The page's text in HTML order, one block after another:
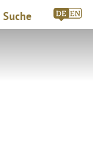
Suche